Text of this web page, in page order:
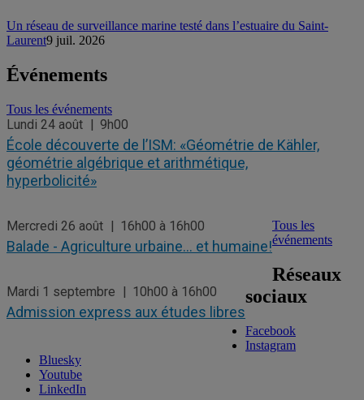
Un réseau de surveillance marine testé dans l’estuaire du Saint-
Laurent9 juil. 2026
Événements
Tous les événements
Lundi 24 août 9h00
École découverte de l’ISM: «Géométrie de Kähler,
géométrie algébrique et arithmétique,
hyperbolicité»
Mercredi 26 août 16h00 à 16h00
Balade - Agriculture urbaine… et humaine!
Mardi 1 septembre 10h00 à 16h00
Admission express aux études libres
Tous les
événements
Réseaux
sociaux
Facebook
Instagram
Bluesky
Youtube
LinkedIn